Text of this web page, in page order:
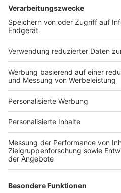
Bauprojekt-Quiz
Häuser-Suche
Hausanbieter-Suche
Bauprojekt-Profil
Für Unternehmen
Ihre Baufirma auf bauen.de
Kostenloses Infogespräch